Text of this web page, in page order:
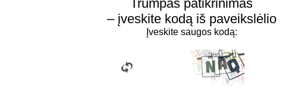
Trumpas patikrinimas
– įveskite kodą iš paveikslėlio
Įveskite saugos kodą: